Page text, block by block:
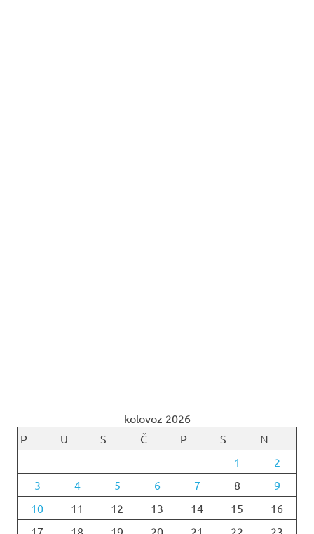
kolovoz 2026
P
U S Č P S
N
1
2
3
4 5 6 7 8
9
10
11 12 13 14 15
16